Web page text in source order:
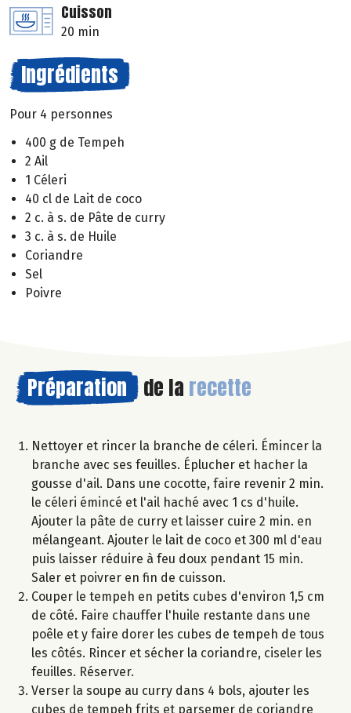
Cuisson
20 min
Ingrédients
Pour 4 personnes
400 g de Tempeh
2 Ail
1 Céleri
40 cl de Lait de coco
2 c. à s. de Pâte de curry
3 c. à s. de Huile
Coriandre
Sel
Poivre
Préparation de la recette
Nettoyer et rincer la branche de céleri. Émincer la
branche avec ses feuilles. Éplucher et hacher la
gousse d'ail. Dans une cocotte, faire revenir 2 min.
le céleri émincé et l'ail haché avec 1 cs d'huile.
Ajouter la pâte de curry et laisser cuire 2 min. en
mélangeant. Ajouter le lait de coco et 300 ml d'eau
puis laisser réduire à feu doux pendant 15 min.
Saler et poivrer en fin de cuisson.
Couper le tempeh en petits cubes d'environ 1,5 cm
de côté. Faire chauffer l'huile restante dans une
poêle et y faire dorer les cubes de tempeh de tous
les côtés. Rincer et sécher la coriandre, ciseler les
feuilles. Réserver.
Verser la soupe au curry dans 4 bols, ajouter les
cubes de tempeh frits et parsemer de coriandre